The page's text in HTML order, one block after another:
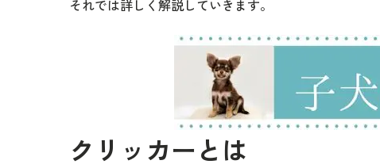
それでは詳しく解説していきます。
クリッカーとは